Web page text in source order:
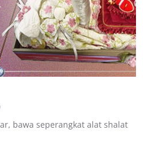
bawa seperangkat alat shalat